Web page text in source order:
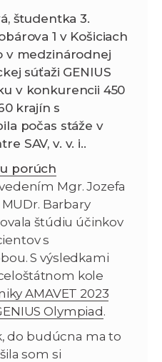
študentka 3.
1 v Košiciach
v medzinárodnej
súťaži GENIUS
v konkurencii 450
krajín s
počas stáže v
SAV, v. v. i..
porúch
Mgr. Jozefa
Barbary
štúdiu účinkov
s
S výsledkami
kole
AMAVET 2023
Olympiad.
do budúcna ma to
som si